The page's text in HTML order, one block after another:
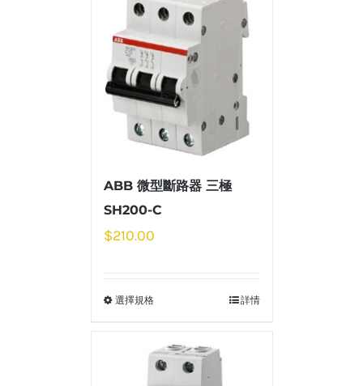
ABB 微型斷路器 三極
SH200-C
$210.00
選擇規格 詳情